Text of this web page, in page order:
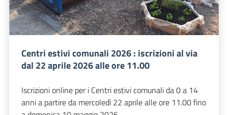
Centri estivi comunali 2026 : iscrizioni al via
dal 22 aprile 2026 alle ore 11.00
Iscrizioni online per i Centri estivi comunali da 0 a 14
anni a partire da mercoledì 22 aprile alle ore 11.00 fino